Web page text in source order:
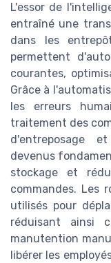
L'essor de
entraîné une
dans les
permettent
courantes,
Grâce à
les erreurs
traitement des
d'entreposage
devenus
stockage et
commandes. Les
utilisés pour
réduisant ainsi
manutention
libérer les